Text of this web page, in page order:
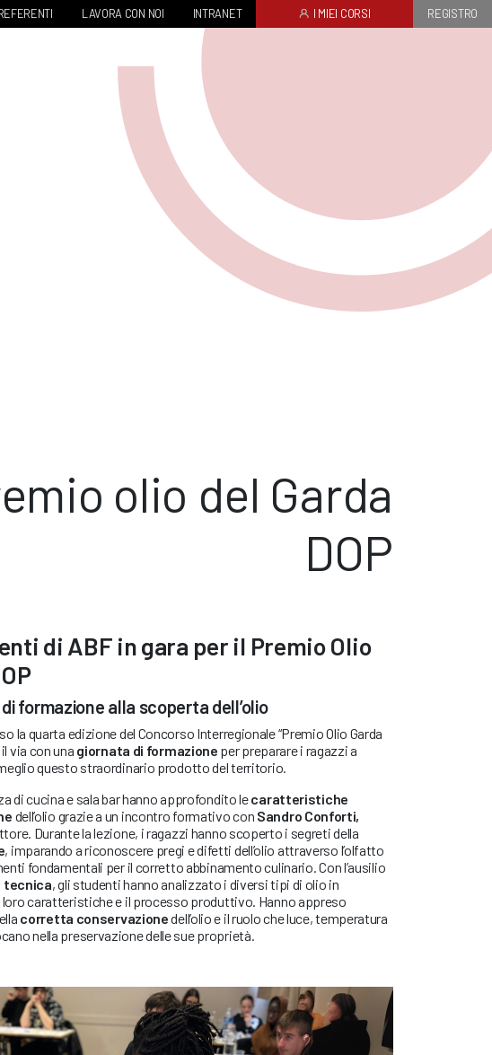
LAVORA CON NOI INTRANET I MIEI CORSI REGISTRO
olio del Garda
DOP
di ABF in gara per il Premio Olio
formazione alla scoperta dell’olio
la quarta edizione del Concorso Interregionale “Premio Olio Garda
il via con una giornata di formazione per preparare i ragazzi a
questo straordinario prodotto del territorio.
di cucina e sala bar hanno approfondito lecaratteristiche
dell’olio grazie a un incontro formativo con Sandro Conforti,
Durante la lezione, i ragazzi hanno scoperto i segreti della
, imparando a riconoscere pregi e difetti dell’olio attraverso l’olfatto
fondamentali per il corretto abbinamento culinario. Con l’ausilio
tecnica, gli studenti hanno analizzato i diversi tipi di olio in
caratteristiche e il processo produttivo. Hanno appreso
corretta conservazionedell’olio e il ruolo che luce, temperatura
nella preservazione delle sue proprietà.